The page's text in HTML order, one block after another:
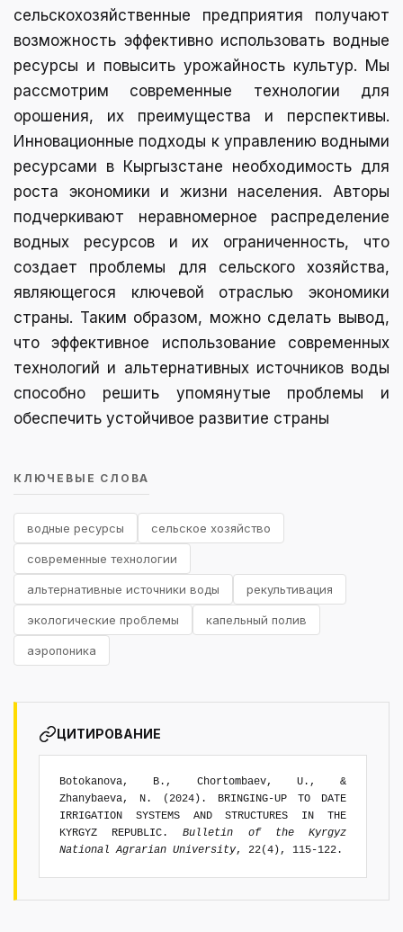
сельскохозяйственные предприятия получают
возможность эффективно использовать водные
ресурсы и повысить урожайность культур. Мы
рассмотрим современные технологии для
орошения, их преимущества и перспективы.
Инновационные подходы к управлению водными
ресурсами в Кыргызстане необходимость для
роста экономики и жизни населения. Авторы
подчеркивают неравномерное распределение
водных ресурсов и их ограниченность, что
создает проблемы для сельского хозяйства,
являющегося ключевой отраслью экономики
страны. Таким образом, можно сделать вывод,
что эффективное использование современных
технологий и альтернативных источников воды
способно решить упомянутые проблемы и
обеспечить устойчивое развитие страны
КЛЮЧЕВЫЕ СЛОВА
водные ресурсы сельское хозяйство
современные технологии
альтернативные источники воды рекультивация
экологические проблемы капельный полив
аэропоника
ЦИТИРОВАНИЕ
Botokanova, B., Chortombaev, U., &
Zhanybaeva, N. (2024). BRINGING-UP TO DATE
IRRIGATION SYSTEMS AND STRUCTURES IN THE
KYRGYZ REPUBLIC.Bulletin of the Kyrgyz
National Agrarian University, 22(4), 115-122.